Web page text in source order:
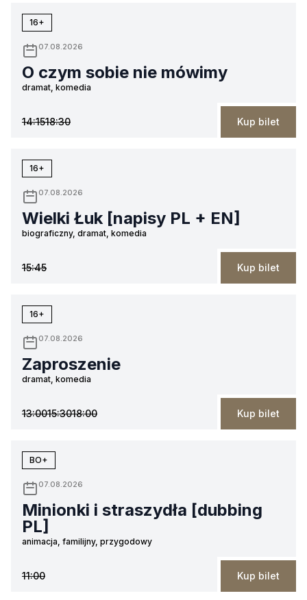
16+
07.08.2026
O czym sobie nie mówimy
dramat, komedia
14:1518:30 Kup bilet
16+
07.08.2026
Wielki Łuk [napisy PL + EN]
biograficzny, dramat, komedia
15:45 Kup bilet
16+
07.08.2026
Zaproszenie
dramat, komedia
13:0015:3018:00 Kup bilet
BO+
07.08.2026
Minionki i straszydła [dubbing
PL]
animacja, familijny, przygodowy
11:00 Kup bilet